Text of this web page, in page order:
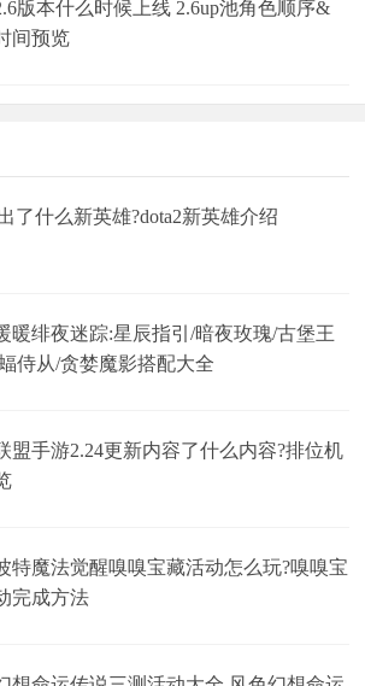
版本什么时候上线 2.6up池角色顺序&
间预览
了什么新英雄?dota2新英雄介绍
暖绯夜迷踪:星辰指引/暗夜玫瑰/古堡王
侍从/贪婪魔影搭配大全
盟手游2.24更新内容了什么内容?排位机
特魔法觉醒嗅嗅宝藏活动怎么玩?嗅嗅宝
完成方法